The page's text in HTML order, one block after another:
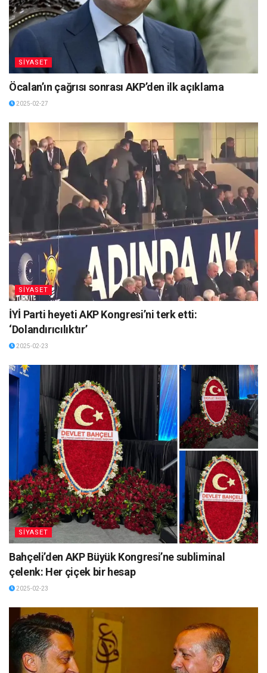
SİYASET
Öcalan’ın çağrısı sonrası AKP’den ilk açıklama
2025-02-27
SİYASET
İYİ Parti heyeti AKP Kongresi’ni terk etti:
‘Dolandırıcılıktır’
2025-02-23
SİYASET
Bahçeli’den AKP Büyük Kongresi’ne subliminal
çelenk: Her çiçek bir hesap
2025-02-23